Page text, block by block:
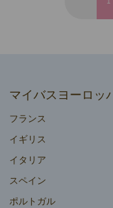
マイバスヨーロッ
フランス
イギリス
イタリア
スペイン
ポルトガル